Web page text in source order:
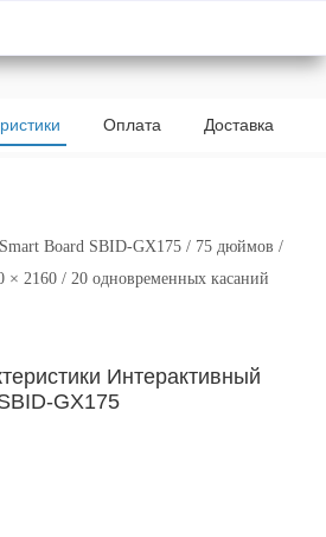
Оплата Доставка
Board SBID-GX175 / 75 дюймов /
× 2160 / 20 одновременных касаний
Интерактивный
GX175